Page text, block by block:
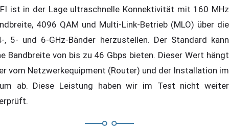
ist in der Lage ultraschnelle Konnektivität mit 160 MHz
4096 QAM und Multi-Link-Betrieb (MLO) über die
, 5- und 6-GHz-Bänder herzustellen. Der Standard kann
Bandbreite von bis zu 46 Gbps bieten. Dieser Wert hängt
vom Netzwerkequipment (Router) und der Installation im
ab. Diese Leistung haben wir im Test nicht weiter